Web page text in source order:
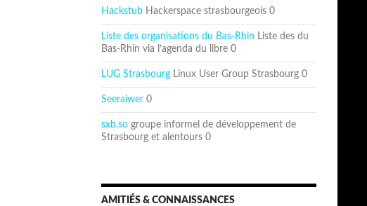
Hackstub Hackerspace strasbourgeois 0
Liste des organisations du Bas-Rhin Liste des du
Bas-Rhin via l’agenda du libre 0
LUG Strasbourg Linux User Group Strasbourg 0
Seeraiwer 0
sxb.so groupe informel de développement de
Strasbourg et alentours 0
AMITIÉS & CONNAISSANCES